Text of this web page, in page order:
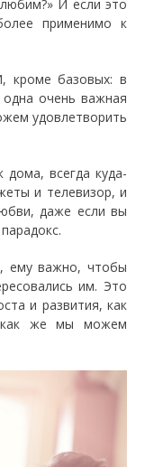
И если это
применимо к
кроме базовых: в
очень важная
удовлетворить
всегда куда-
и телевизор, и
даже если вы
ему важно, чтобы
им. Это
и развития, как
как же мы можем